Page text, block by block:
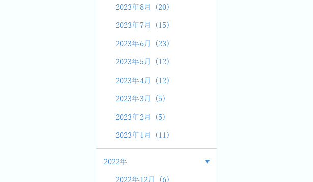
2023年8月 (20)
2023年7月 (15)
2023年6月 (23)
2023年5月 (12)
2023年4月 (12)
2023年3月 (5)
2023年2月 (5)
2023年1月 (11)
2022年
2022年12月 (6)